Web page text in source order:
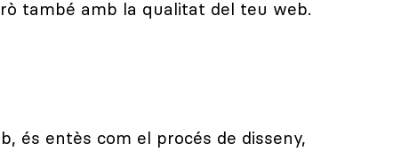
també amb la qualitat del teu web.
és entès com el procés de disseny,